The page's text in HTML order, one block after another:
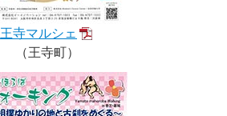
王寺マルシェ
（王寺町）